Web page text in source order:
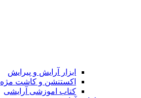
ابزار آرایش و پیرایش
اکستنشن و کاشت مژه
کتاب اموزشی آرایشی